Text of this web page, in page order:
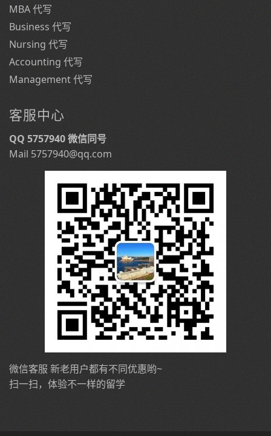
MBA 代写
Business 代写
Nursing 代写
Accounting 代写
Management 代写
客服中心
QQ 5757940 微信同号
Mail 5757940@qq.com
微信客服 新老用户都有不同优惠哟~
扫一扫，体验不一样的留学